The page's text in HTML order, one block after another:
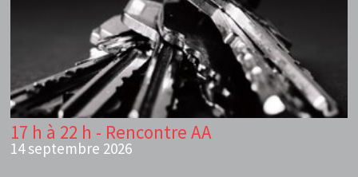
17 h à 22 h - Rencontre AA
14 septembre 2026